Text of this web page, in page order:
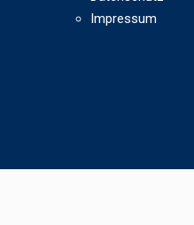
Impressum